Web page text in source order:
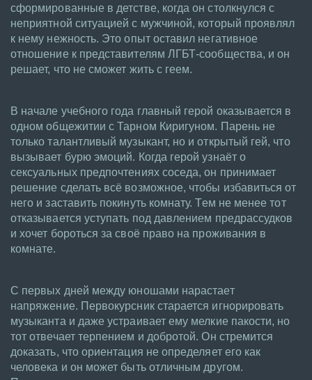
сформированные в детстве, когда он столкнулся с
неприятной ситуацией с мужчиной, который проявлял
к нему нежность. Это опыт оставил негативное
отношение к представителям ЛГБТ-сообщества, и он
решает, что не сможет жить с геем.
В начале учебного года главный герой оказывается в
одном общежитии с Тарном Киригуном. Парень не
только талантливый музыкант, но и открытый гей, что
вызывает бурю эмоций. Когда герой узнаёт о
сексуальных предпочтениях соседа, он принимает
решение сделать всё возможное, чтобы избавиться от
него и заставить покинуть комнату. Тем не менее тот
отказывается уступать под давлением предрассудков
и хочет бороться за своё право на проживания в
комнате.
С первых дней между юношами нарастает
напряжение. Первокурсник старается игнорировать
музыканта и даже устраивает ему мелкие пакости, но
тот отвечает терпением и добротой. Он стремится
доказать, что ориентация не определяет его как
человека и он может быть отличным другом.